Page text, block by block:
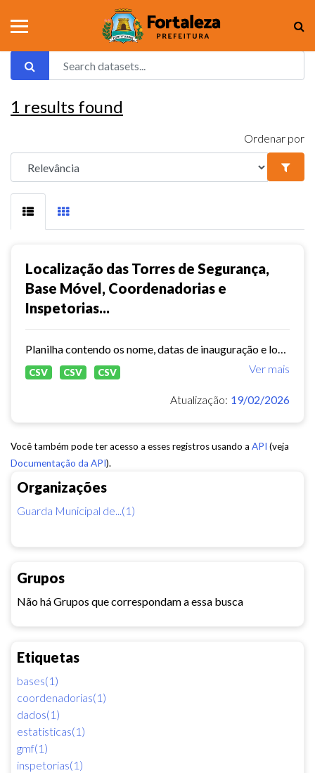
Organizações
Guarda Municipal de...(1)
Grupos
Não há Grupos que correspondam a essa busca
Etiquetas
bases(1)
coordenadorias(1)
dados(1)
estatisticas(1)
gmf(1)
inspetorias(1)
1 results found
Ordenar por
Localização das Torres de Segurança,
Base Móvel, Coordenadorias e
Inspetorias...
Ver mais
CSV CSV CSV
Atualização: 19/02/2026
Você também pode ter acesso a esses registros usando a API (veja
Documentação da API).